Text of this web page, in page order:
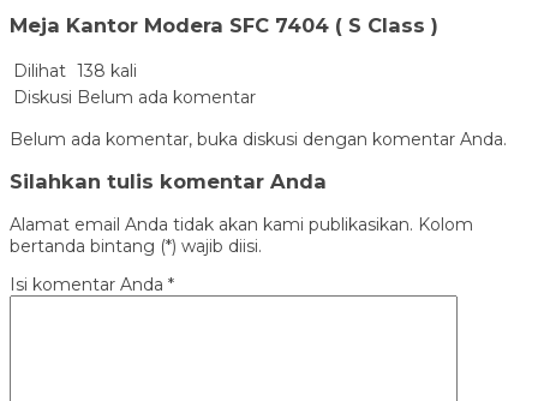
Meja Kantor Modera SFC 7404 ( S Class )
Dilihat 138 kali
Diskusi Belum ada komentar
Belum ada komentar, buka diskusi dengan komentar Anda.
Silahkan tulis komentar Anda
Alamat email Anda tidak akan kami publikasikan. Kolom
bertanda bintang (*) wajib diisi.
Isi komentar Anda *